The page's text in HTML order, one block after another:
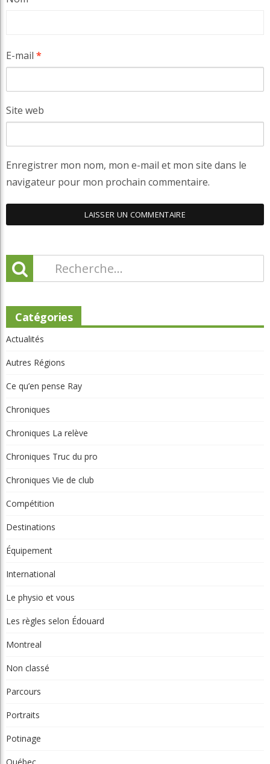
E-mail *
Site web
Enregistrer mon nom, mon e-mail et mon site dans le
navigateur pour mon prochain commentaire.
Catégories
Actualités
Autres Régions
Ce qu’en pense Ray
Chroniques
Chroniques La relève
Chroniques Truc du pro
Chroniques Vie de club
Compétition
Destinations
Équipement
International
Le physio et vous
Les règles selon Édouard
Montreal
Non classé
Parcours
Portraits
Potinage